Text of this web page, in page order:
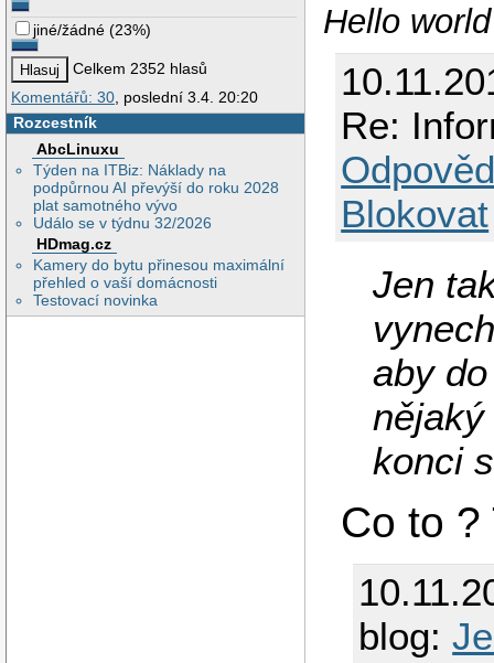
jiné/žádné (23%)
Celkem 2352 hlasů
Komentářů: 30 , poslední 3.4. 20:20
Rozcestník
AbcLinuxu
Týden na ITBiz: Náklady na
podpůrnou AI převýší do roku 2028
plat samotného vývo
Událo se v týdnu 32/2026
HDmag.cz
Kamery do bytu přinesou maximální
přehled o vaší domácnosti
Testovací novinka
Hello
Re:
Blokovat
Jen
aby
konci
Co to ?
blog: